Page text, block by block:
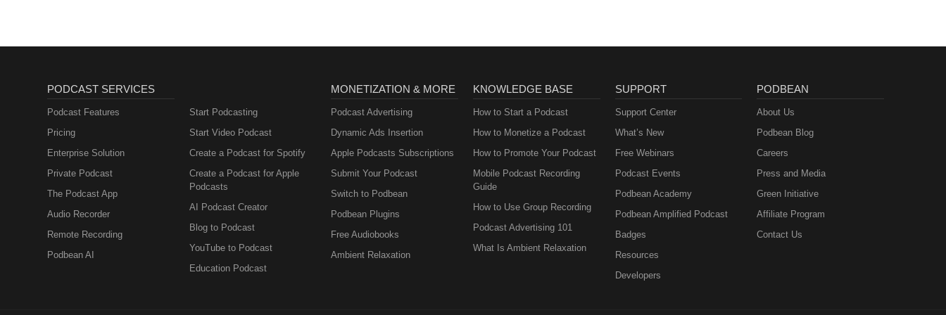
PODCAST SERVICES
Podcast Features
Pricing
Enterprise Solution
Private Podcast
The Podcast App
Audio Recorder
Remote Recording
Podbean AI
Start Podcasting
Start Video Podcast
Create a Podcast for Spotify
Create a Podcast for Apple
Podcasts
AI Podcast Creator
Blog to Podcast
YouTube to Podcast
Education Podcast
MONETIZATION & MORE
Podcast Advertising
Dynamic Ads Insertion
Apple Podcasts Subscriptions
Submit Your Podcast
Switch to Podbean
Podbean Plugins
Free Audiobooks
Ambient Relaxation
KNOWLEDGE BASE
How to Start a Podcast
How to Monetize a Podcast
How to Promote Your Podcast
Mobile Podcast Recording
Guide
How to Use Group Recording
Podcast Advertising 101
What Is Ambient Relaxation
SUPPORT
Support Center
What’s New
Free Webinars
Podcast Events
Podbean Academy
Podbean Amplified Podcast
Badges
Resources
Developers
PODBEAN
About Us
Podbean Blog
Careers
Press and Media
Green Initiative
Affiliate Program
Contact Us